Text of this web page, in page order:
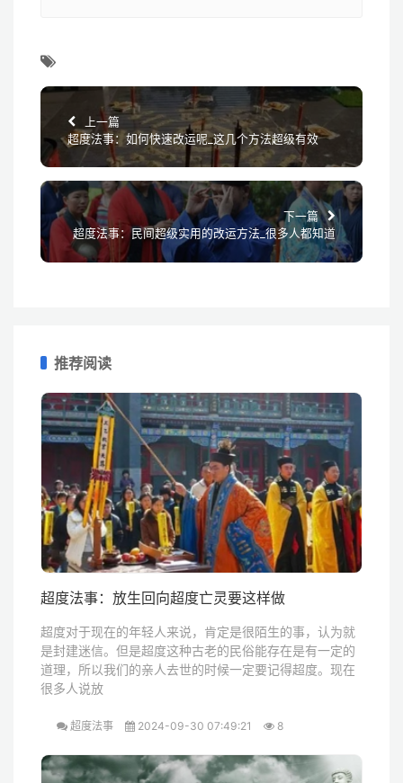
上一篇
超度法事：如何快速改运呢_这几个方法超级有效
下一篇
超度法事：民间超级实用的改运方法_很多人都知道
推荐阅读
超度法事：放生回向超度亡灵要这样做
超度对于现在的年轻人来说，肯定是很陌生的事，认为就
是封建迷信。但是超度这种古老的民俗能存在是有一定的
道理，所以我们的亲人去世的时候一定要记得超度。现在
很多人说放
超度法事 2024-09-30 07:49:21 8